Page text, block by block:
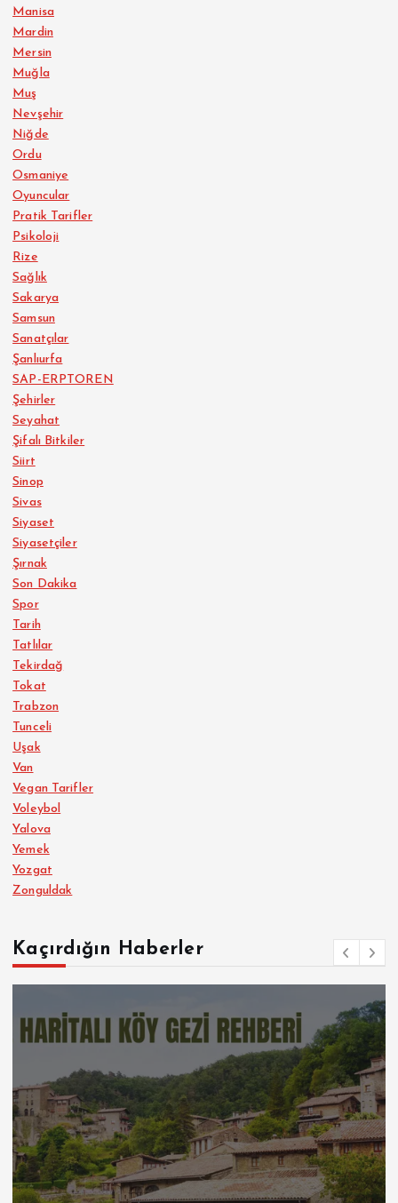
Manisa
Mardin
Mersin
Muğla
Muş
Nevşehir
Niğde
Ordu
Osmaniye
Oyuncular
Pratik Tarifler
Psikoloji
Rize
Sağlık
Sakarya
Samsun
Sanatçılar
Şanlıurfa
SAP-ERPTOREN
Şehirler
Seyahat
Şifalı Bitkiler
Siirt
Sinop
Sivas
Siyaset
Siyasetçiler
Şırnak
Son Dakika
Spor
Tarih
Tatlılar
Tekirdağ
Tokat
Trabzon
Tunceli
Uşak
Van
Vegan Tarifler
Voleybol
Yalova
Yemek
Yozgat
Zonguldak
Kaçırdığın Haberler